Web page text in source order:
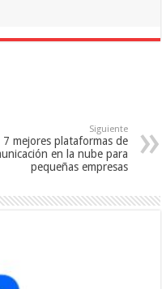
Siguiente
7 mejores plataformas de
en la nube para
pequeñas empresas